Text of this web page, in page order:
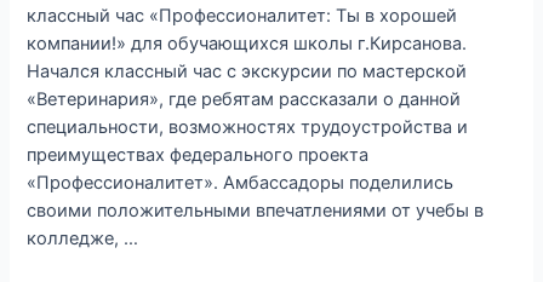
классный час «Профессионалитет: Ты в хорошей
компании!» для обучающихся школы г.Кирсанова.
Начался классный час с экскурсии по мастерской
«Ветеринария», где ребятам рассказали о данной
специальности, возможностях трудоустройства и
преимуществах федерального проекта
«Профессионалитет». Амбассадоры поделились
своими положительными впечатлениями от учебы в
колледже, …